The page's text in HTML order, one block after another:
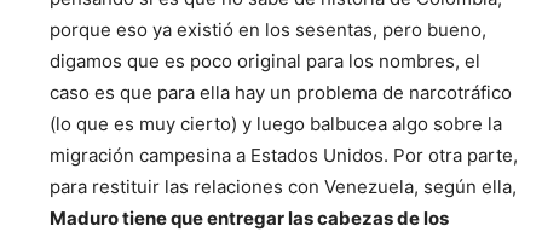
porque eso ya existió en los sesentas, pero bueno,
digamos que es poco original para los nombres, el
caso es que para ella hay un problema de narcotráfico
(lo que es muy cierto) y luego balbucea algo sobre la
migración campesina a Estados Unidos. Por otra parte,
para restituir las relaciones con Venezuela, según ella,
Maduro tiene que entregar las cabezas de los